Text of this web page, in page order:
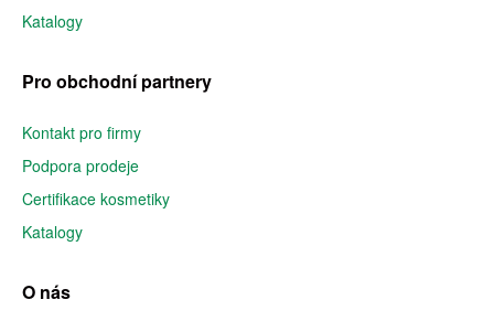
Katalogy
Pro obchodní partnery
Kontakt pro firmy
Podpora prodeje
Certifikace kosmetiky
Katalogy
O nás